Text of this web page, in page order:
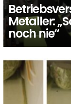
Metaller:
noch nie“